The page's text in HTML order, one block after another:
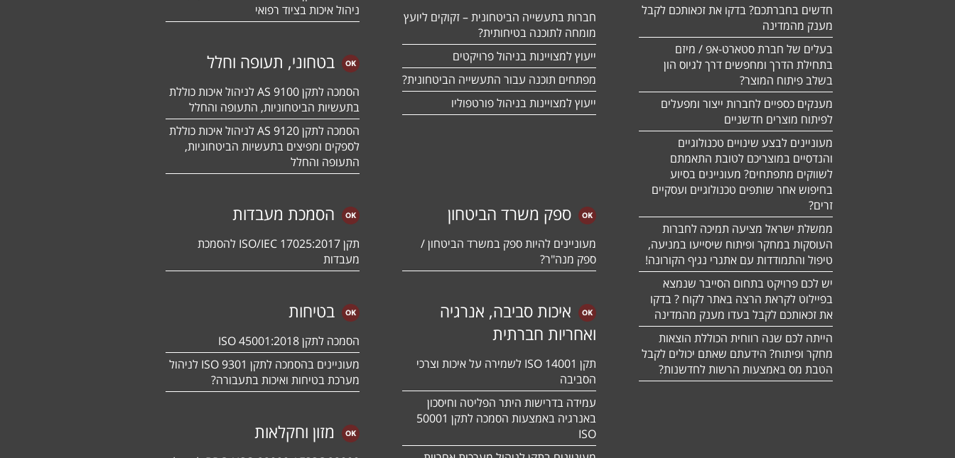
חדשים בחברתכם? בדקו את זכאותכם לקבל
מענק מהמדינה
בעלים של חברת סטארט-אפ / מיזם
בתחילת הדרך ומחפשים דרך לגיוס הון
בשלב פיתוח המוצר?
מענקים כספיים לחברות ייצור ומפעלים
לפיתוח מוצרים חדשניים
מעוניינים לבצע שינויים טכנולוגיים
והנדסיים במוצריכם לטובת התאמתם
לשווקים מתפתחים? מעוניינים בסיוע
בחיפוש אחר שותפים טכנולוגיים ועסקיים
זרים?
ממשלת ישראל מציעה תמיכה לחברות
העוסקות במחקר ופיתוח שיסייעו במניעה,
טיפול והתמודדות עם אתגרי נגיף הקורונה!
יש לכם פרויקט בתחום הסייבר שנמצא
בפיילוט לקראת הרצה באתר לקוח ? בדקו
את זכאותכם לקבל בעדו מענק מהמדינה
הייתה לכם שנה רווחית הכוללת הוצאות
מחקר ופיתוח? הידעתם שאתם יכולים לקבל
הטבת מס באמצעות הרשות לחדשנות?
חברות בתעשייה הביטחונית – זקוקים ליועץ
מומחה לתוכנה בטיחותית?
ייעוץ למצויינות בניהול פרויקטים
מפתחים תוכנה עבור התעשייה הביטחונית?
ייעוץ למצויינות בניהול פורטפוליו
ניהול איכות בציוד רפואי
בטחוני, תעופה וחלל
הסמכה לתקן 9100 AS לניהול איכות כוללת
בתעשיות הביטחוניות, התעופה והחלל
הסמכה לתקן 9120 AS לניהול איכות כוללת
לספקים ומפיצים בתעשיות הביטחוניות,
התעופה והחלל
ספק משרד הביטחון
מעוניינים להיות ספק במשרד הביטחון /
ספק מנה"ר?
הסמכת מעבדות
תקן ISO/IEC 17025:2017 להסמכת
מעבדות
איכות סביבה, אנרגיה
ואחריות חברתית
תקן ISO 14001 לשמירה על איכות וצרכי
הסביבה
עמידה בדרישות היתר הפליטה וחיסכון
באנרגיה באמצעות הסמכה לתקן 50001
ISO
בטיחות
הסמכה לתקן ISO 45001:2018
מעוניינים בהסמכה לתקן ISO 9301 לניהול
מערכת בטיחות ואיכות בתעבורה?
מזון וחקלאות